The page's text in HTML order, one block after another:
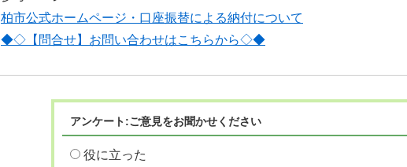
柏市公式ホームページ・口座振替による納付について
◆◇【問合せ】お問い合わせはこちらから◇◆
アンケート:ご意見をお聞かせください
役に立った